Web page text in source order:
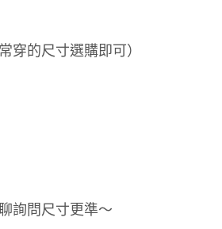
穿的尺寸選購即可）
詢問尺寸更準～